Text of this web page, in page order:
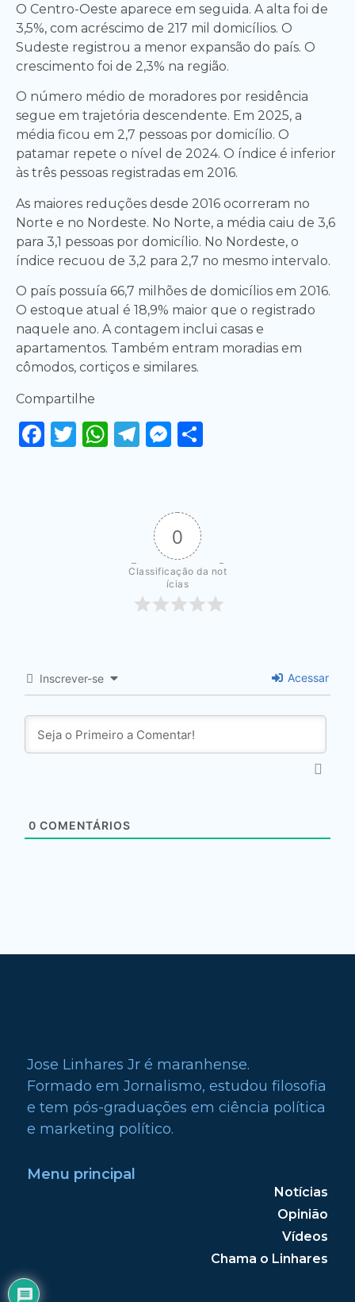
O Centro-Oeste aparece em seguida. A alta foi de
3,5%, com acréscimo de 217 mil domicílios. O
Sudeste registrou a menor expansão do país. O
crescimento foi de 2,3% na região.
O número médio de moradores por residência
segue em trajetória descendente. Em 2025, a
média ficou em 2,7 pessoas por domicílio. O
patamar repete o nível de 2024. O índice é inferior
às três pessoas registradas em 2016.
As maiores reduções desde 2016 ocorreram no
Norte e no Nordeste. No Norte, a média caiu de 3,6
para 3,1 pessoas por domicílio. No Nordeste, o
índice recuou de 3,2 para 2,7 no mesmo intervalo.
O país possuía 66,7 milhões de domicílios em 2016.
O estoque atual é 18,9% maior que o registrado
naquele ano. A contagem inclui casas e
apartamentos. Também entram moradias em
cômodos, cortiços e similares.
Compartilhe
Facebook
Twitter
WhatsApp
Telegram
Messenger
0
Classificação da not
ícias
Inscrever-se Acessar
0 COMENTÁRIOS
Jose Linhares Jr é maranhense.
Formado em Jornalismo, estudou filosofia
e tem pós-graduações em ciência política
e marketing político.
Menu principal
Notícias
Opinião
Vídeos
Chama o Linhares